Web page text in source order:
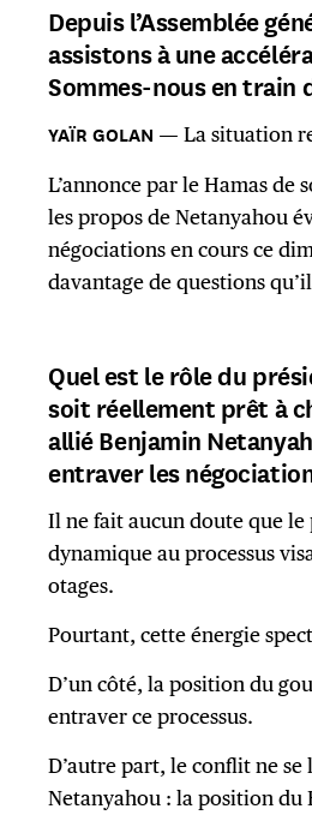
Depuis l’Assemblée
assistons à une
Sommes-nous en train
La situation
L’annonce par le Hamas
les propos de Netanyahou
négociations en cours ce
davantage de questions
Quel est le rôle du
soit réellement prêt à
allié Benjamin
entraver les
Il ne fait aucun doute que
dynamique au processus
otages.
Pourtant, cette énergie
D’un côté, la position du
entraver ce processus.
D’autre part, le conflit ne
Netanyahou : la position du